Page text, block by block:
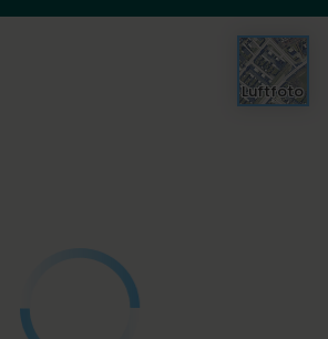
Luftfoto